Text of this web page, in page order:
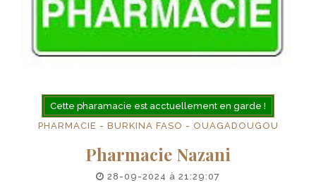
Cette pharamacie est acctuellement en garde !
PHARMACIE - BURKINA FASO - OUAGADOUGOU
Pharmacie Nazani
28-09-2024 à 21:29:07